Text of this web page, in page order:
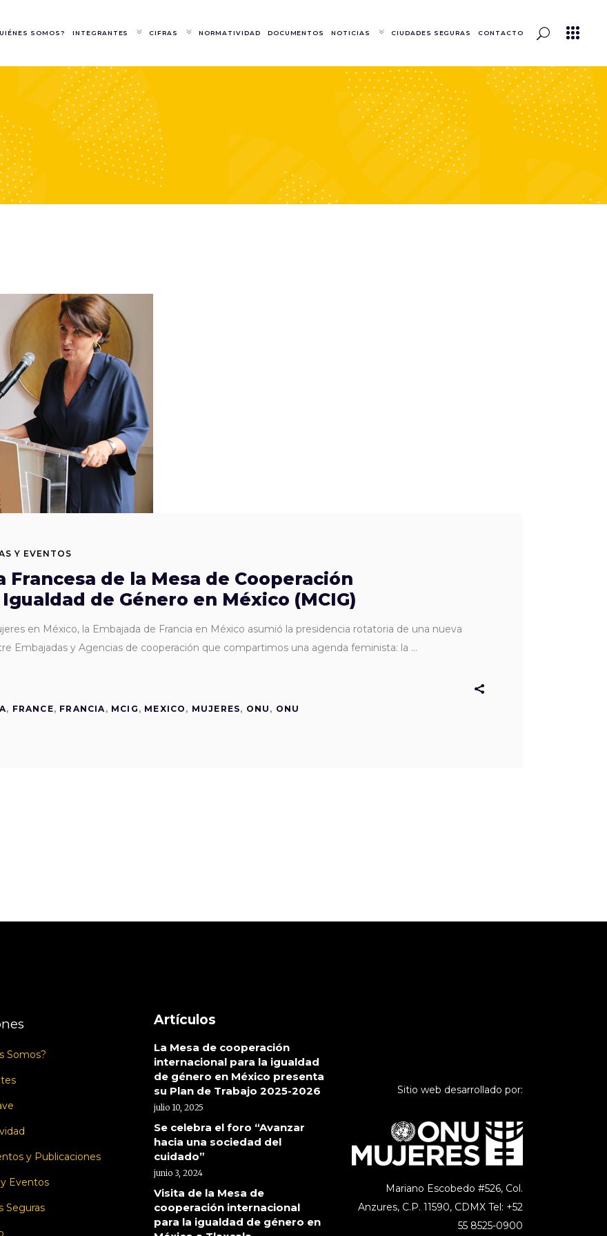
SOMOS? INTEGRANTES CIFRAS NORMATIVIDAD DOCUMENTOS NOTICIAS CIUDADES SEGURAS CONTACTO
Y EVENTOS
de la Mesa de Cooperación
de Género en México (MCIG)
en México, la Embajada de Francia en México asumió la presidencia rotatoria de una nueva
Embajadas y Agencias de cooperación que compartimos una agenda feminista: la
, FRANCE, FRANCIA, MCIG , MEXICO , MUJERES, ONU , ONU
Somos?
y Publicaciones
Eventos
Seguras
Artículos
La Mesa de cooperación
internacional para la igualdad
de género en México presenta
su Plan de Trabajo 2025-2026
julio 10, 2025
Se celebra el foro “Avanzar
hacia una sociedad del
cuidado”
junio 3, 2024
Visita de la Mesa de
cooperación internacional
para la igualdad de género en
Sitio web desarrollado por:
Mariano Escobedo #526, Col.
Anzures, C.P. 11590, CDMX Tel: +52
55 8525-0900